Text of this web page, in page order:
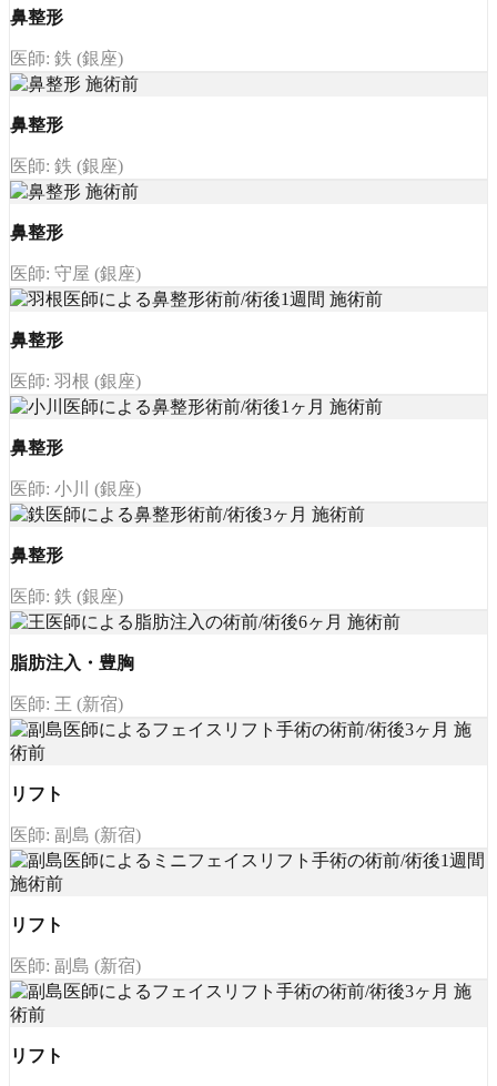
鼻整形
医師: 鉄 (銀座)
鼻整形
医師: 鉄 (銀座)
鼻整形
医師: 守屋 (銀座)
鼻整形
医師: 羽根 (銀座)
鼻整形
医師: 小川 (銀座)
鼻整形
医師: 鉄 (銀座)
脂肪注入・豊胸
医師: 王 (新宿)
リフト
医師: 副島 (新宿)
リフト
医師: 副島 (新宿)
リフト